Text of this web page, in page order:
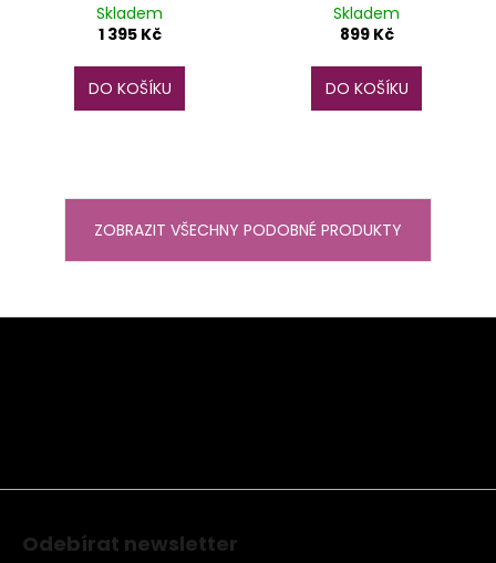
Skladem
1 395 Kč
DO KOŠÍKU
Skladem
899 Kč
DO KOŠÍKU
ZOBRAZIT VŠECHNY PODOBNÉ PRODUKTY
Z
Odebírat newsletter